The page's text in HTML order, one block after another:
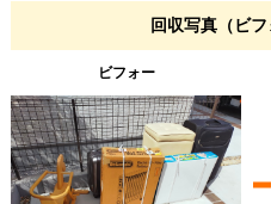
回収写真（ビフ
ビフォー